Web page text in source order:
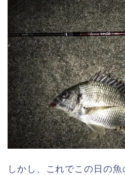
しかし、これでこの日の